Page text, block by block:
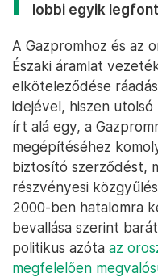
lobbi egyik
A Gazpromhoz és az
Északi áramlat
elköteleződése
idejével, hiszen
írt alá egy, a
megépítéséhez
biztosító szerződést,
részvényesi
2000-ben hatalomra
bevallása szerint
politikus azóta az
megfelelően